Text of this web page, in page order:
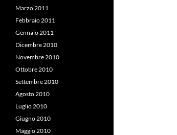
Marzo 2011
Febbraio 2011
Gennaio 2011
Dicembre 2010
Novembre 2010
Ottobre 2010
Settembre 2010
Agosto 2010
Luglio 2010
Giugno 2010
Maggio 2010